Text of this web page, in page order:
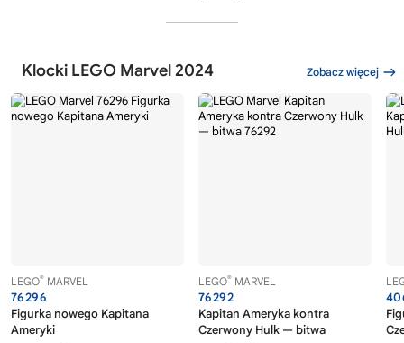
Klocki LEGO Marvel 2024 Zobacz więcej
LEGO® MARVEL
76296
Figurka nowego Kapitana
Ameryki
LEGO® MARVEL
76292
Kapitan Ameryka kontra
Czerwony Hulk — bitwa